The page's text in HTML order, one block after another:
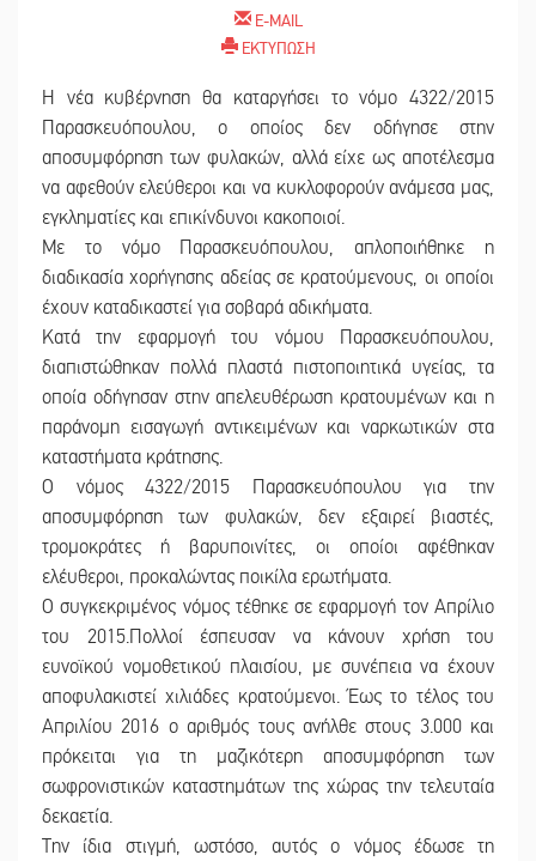
E-MAIL
ΕΚΤΥΠΩΣΗ
Η νέα κυβέρνηση θα καταργήσει το νόμο 4322/2015
Παρασκευόπουλου, ο οποίος δεν οδήγησε στην
αποσυμφόρηση των φυλακών, αλλά είχε ως αποτέλεσμα
να αφεθούν ελεύθεροι και να κυκλοφορούν ανάμεσα μας,
εγκληματίες και επικίνδυνοι κακοποιοί.
Με το νόμο Παρασκευόπουλου, απλοποιήθηκε η
διαδικασία χορήγησης αδείας σε κρατούμενους, οι οποίοι
έχουν καταδικαστεί για σοβαρά αδικήματα.
Κατά την εφαρμογή του νόμου Παρασκευόπουλου,
διαπιστώθηκαν πολλά πλαστά πιστοποιητικά υγείας, τα
οποία οδήγησαν στην απελευθέρωση κρατουμένων και η
παράνομη εισαγωγή αντικειμένων και ναρκωτικών στα
καταστήματα κράτησης.
Ο νόμος 4322/2015 Παρασκευόπουλου για την
αποσυμφόρηση των φυλακών, δεν εξαιρεί βιαστές,
τρομοκράτες ή βαρυποινίτες, οι οποίοι αφέθηκαν
ελέυθεροι, προκαλώντας ποικίλα ερωτήματα.
Ο συγκεκριμένος νόμος τέθηκε σε εφαρμογή τον Απρίλιο
του 2015.Πολλοί έσπευσαν να κάνουν χρήση του
ευνοϊκού νομοθετικού πλαισίου, με συνέπεια να έχουν
αποφυλακιστεί χιλιάδες κρατούμενοι. Έως το τέλος του
Απριλίου 2016 ο αριθμός τους ανήλθε στους 3.000 και
πρόκειται για τη μαζικότερη αποσυμφόρηση των
σωφρονιστικών καταστημάτων της χώρας την τελευταία
δεκαετία.
Την ίδια στιγμή, ωστόσο, αυτός ο νόμος έδωσε τη